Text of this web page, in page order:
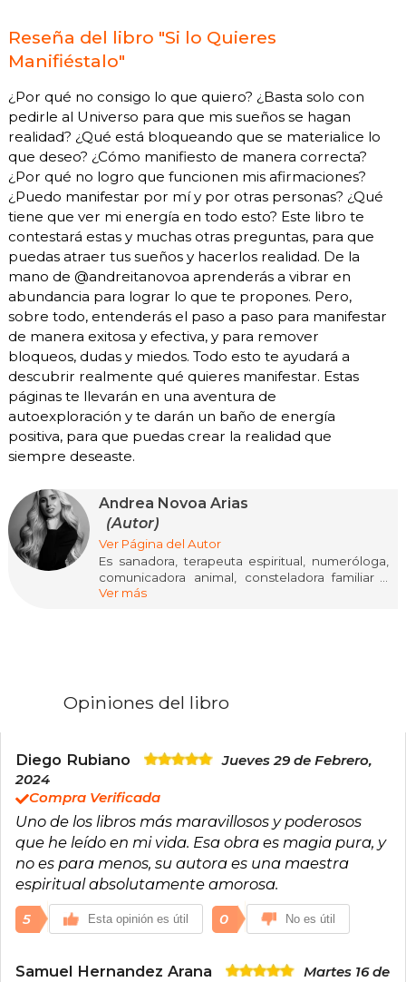
Reseña del libro "Si lo Quieres
Manifiéstalo"
¿Por qué no consigo lo que quiero? ¿Basta solo con
pedirle al Universo para que mis sueños se hagan
realidad? ¿Qué está bloqueando que se materialice lo
que deseo? ¿Cómo manifiesto de manera correcta?
¿Por qué no logro que funcionen mis afirmaciones?
¿Puedo manifestar por mí y por otras personas? ¿Qué
tiene que ver mi energía en todo esto? Este libro te
contestará estas y muchas otras preguntas, para que
puedas atraer tus sueños y hacerlos realidad. De la
mano de @andreitanovoa aprenderás a vibrar en
abundancia para lograr lo que te propones. Pero,
sobre todo, entenderás el paso a paso para manifestar
de manera exitosa y efectiva, y para remover
bloqueos, dudas y miedos. Todo esto te ayudará a
descubrir realmente qué quieres manifestar. Estas
páginas te llevarán en una aventura de
autoexploración y te darán un baño de energía
positiva, para que puedas crear la realidad que
siempre deseaste.
Andrea Novoa Arias
(Autor)
Ver Página del Autor
Es sanadora, terapeuta espiritual, numeróloga,
comunicadora animal, consteladora familiar y
periodista. Se graduó de Comunicación Social y
lo que la motivó a encontrar su propósito de
terapeuta espiritual, con estudios en Terapia de
Respuesta Espiritual, ThetaHealing, sanación
angelical, tarot angelical, numerología,
cristaloterapia, péndulo universal, comunicación
animal, diseño humano, constelaciones
familiares, reestructuración espiritual y reiki.
Cuenta con más de dos millones de seguidores
en sus redes sociales. En 2023 publicó Los
archivos secretos del alma y, en 2024, Si lo
quieres, manifiéstalo.
Ver más
Opiniones del libro
Diego Rubiano
Jueves 29 de Febrero,
2024
Compra Verificada
Uno de los libros más maravillosos y poderosos
que he leído en mi vida. Esa obra es magia pura, y
no es para menos, su autora es una maestra
espiritual absolutamente amorosa.
5 Esta opinión es útil 0 No es útil
Samuel Hernandez Arana Martes 16 de